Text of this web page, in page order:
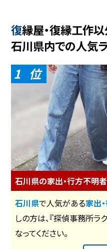
復縁屋・復縁工作
石川県内での人気
1
石川県の家出・行方不明
石川県で人気がある家出
しの方は、『探偵事務所ラ
なってください。